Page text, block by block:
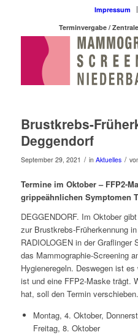
Impressum
Terminvergabe /
Brustkrebs-
Deggendorf
September 29, 2021 / in Aktuelles /
Termine im Oktober – FFP2-
grippeähnlichen Symptomen
DEGGENDORF. Im Oktober
zur Brustkrebs-Früherkennung
RADIOLOGEN in der
das Mammographie-Screening
Hygieneregeln. Deswegen ist
ist und eine FFP2-Maske trägt.
hat, soll den Termin
Montag, 4. Oktober,
Freitag, 8. Oktober